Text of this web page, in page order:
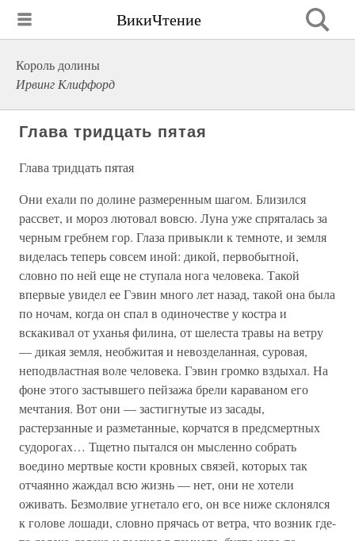
ВикиЧтение
Король долины
Ирвинг Клиффорд
Глава тридцать пятая
Глава тридцать пятая
Они ехали по долине размеренным шагом. Близился
рассвет, и мороз лютовал вовсю. Луна уже спряталась за
черным гребнем гор. Глаза привыкли к темноте, и земля
виделась теперь совсем иной: дикой, первобытной,
словно по ней еще не ступала нога человека. Такой
впервые увидел ее Гэвин много лет назад, такой она была
по ночам, когда он спал в одиночестве у костра и
вскакивал от уханья филина, от шелеста травы на ветру
— дикая земля, необжитая и невозделанная, суровая,
неподвластная воле человека. Гэвин громко вздыхал. На
фоне этого застывшего пейзажа брели караваном его
мечтания. Вот они — застигнутые из засады,
растерзанные и разметанные, корчатся в предсмертных
судорогах… Тщетно пытался он мысленно собрать
воедино мертвые кости кровных связей, которых так
отчаянно жаждал всю жизнь — нет, они не хотели
оживать. Безмолвие угнетало его, он все ниже склонялся
к голове лошади, словно прячась от ветра, что возник где-